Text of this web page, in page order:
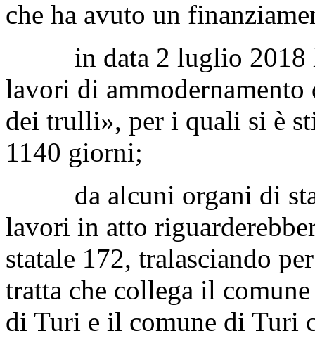
che ha avuto un
in data 2 luglio 2018
lavori di ammodernamento
dei trulli», per i quali si è
1140 giorni;
da alcuni organi di
lavori in atto
statale 172, tralasciando
tratta che collega il
di Turi e il comune di Turi